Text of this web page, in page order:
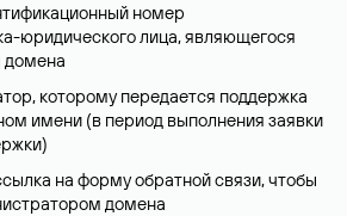
номер
юридического лица, являющегося
которому передается поддержка
имени (в период выполнения заявки
на форму обратной связи, чтобы
домена